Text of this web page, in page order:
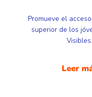
Promueve el
superior de los
Visibles.
Leer